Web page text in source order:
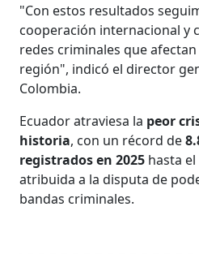
"Con estos resultados
cooperación internacional y
redes criminales que
región", indicó el director
Colombia.
Ecuador atraviesa la peor
historia, con un récord de
registrados en 2025 hasta
atribuida a la disputa de
bandas criminales.